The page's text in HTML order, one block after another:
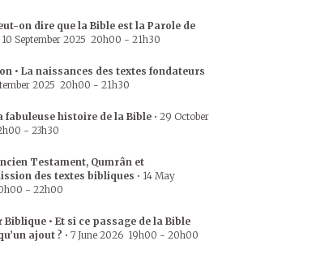
on dire que la Bible est la Parole de
10 September 2025 20h00 - 21h30
• La naissances des textes fondateurs
2025 20h00 - 21h30
fabuleuse histoire de la Bible • 29 October
- 23h30
Testament, Qumrân et
des textes bibliques • 14 May
- 22h00
Biblique • Et si ce passage de la Bible
ajout ? • 7 June 2026 19h00 - 20h00